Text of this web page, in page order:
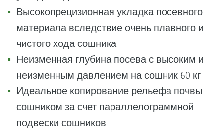
Высокопрецизионная укладка посевного
материала вследствие очень плавного и
чистого хода сошника
Неизменная глубина посева с высоким и
неизменным давлением на сошник 60 кг
Идеальное копирование рельефа почвы
сошником за счет параллелограммной
подвески сошников